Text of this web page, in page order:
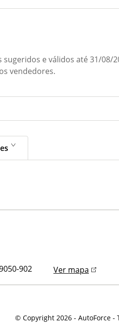
e válidos até 31/08/
vendedores.
902 Ver mapa
© Copyright 2026 - AutoForce -